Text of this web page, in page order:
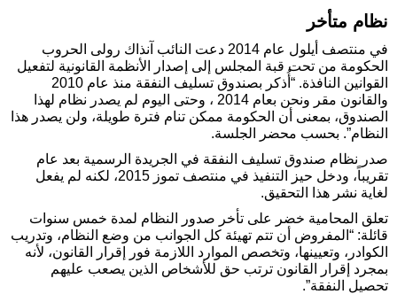
نظام متأخر
في منتصف أيلول عام 2014 دعت النائب آنذاك رولى الحروب
الحكومة من تحت قبة المجلس إلى إصدار الأنظمة القانونية لتفعيل
القوانين النافذة. “أُذكر بصندوق تسليف النفقة منذ عام 2010
والقانون مقر ونحن بعام 2014 ، وحتى اليوم لم يصدر نظام لهذا
الصندوق، بمعنى أن الحكومة ممكن تنام فترة طويلة، ولن يصدر هذا
النظام”. بحسب محضر الجلسة.
صدر نظام صندوق تسليف النفقة في الجريدة الرسمية بعد عام
تقريباً، ودخل حيز التنفيذ في منتصف تموز 2015، لكنه لم يفعل
لغاية نشر هذا التحقيق.
تعلق المحامية خضر على تأخر صدور النظام لمدة خمس سنوات
قائلة: “المفروض أن تتم تهيئة كل الجوانب من وضع النظام، وتدريب
الكوادر، وتعيينها، وتخصص الموارد اللازمة فور إقرار القانون، لأنه
بمجرد إقرار القانون ترتب حق للأشخاص الذين يصعب عليهم
تحصيل النفقة”.